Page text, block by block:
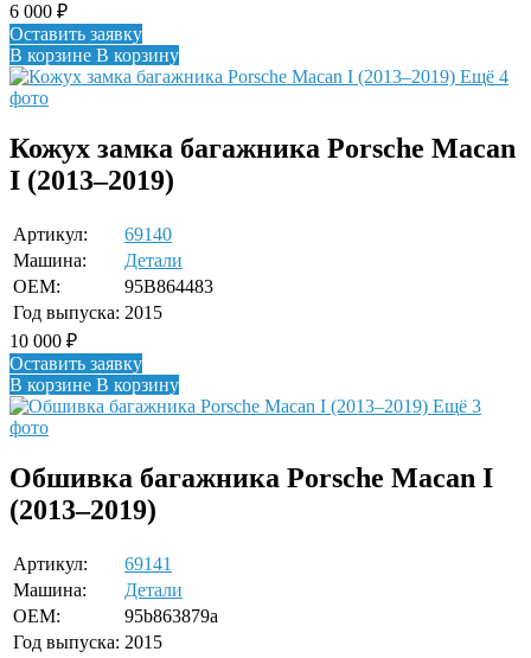
6 000 ₽
Оставить заявку
В корзине В корзину
Ещё 4
фото
Кожух замка багажника Porsche Macan
I (2013–2019)
Артикул:
69140
Машина:
Детали
OEM:
95B864483
Год выпуска: 2015
10 000 ₽
Оставить заявку
В корзине В корзину
Ещё 3
фото
Обшивка багажника Porsche Macan I
(2013–2019)
Артикул:
69141
Машина:
Детали
OEM:
95b863879a
Год выпуска: 2015